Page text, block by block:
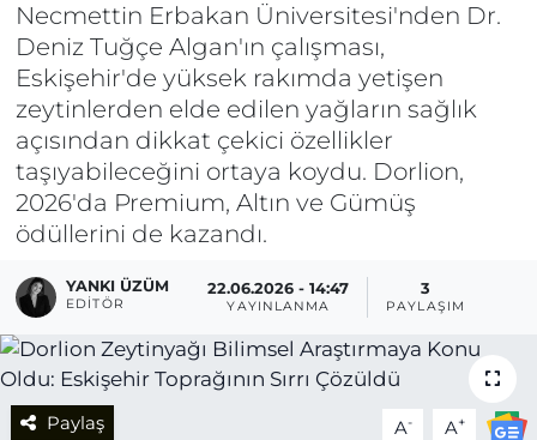
Necmettin Erbakan Üniversitesi'nden Dr.
Deniz Tuğçe Algan'ın çalışması,
Eskişehir'de yüksek rakımda yetişen
zeytinlerden elde edilen yağların sağlık
açısından dikkat çekici özellikler
taşıyabileceğini ortaya koydu. Dorlion,
2026'da Premium, Altın ve Gümüş
ödüllerini de kazandı.
YANKI ÜZÜM
EDITÖR
22.06.2026 - 14:47
YAYINLANMA
3
PAYLAŞIM
Paylaş A- A+